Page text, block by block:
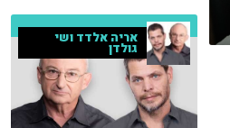
אריה אלדד ושי
גולדן